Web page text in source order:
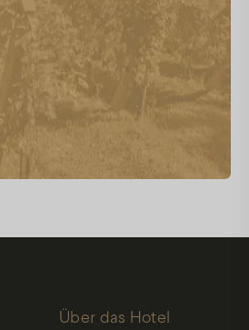
sie
Über das Hotel